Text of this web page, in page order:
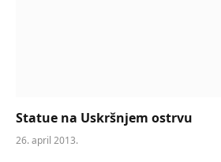
Statue na Uskršnjem ostrvu
26. april 2013.